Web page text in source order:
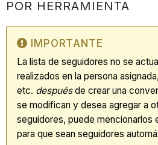
POR HERRAMIENTA
IMPORTANTE
La lista de seguidores no se
realizados en la persona
etc. despuésde crear una
se modifican y desea agregar a
seguidores, puede mencionarlos
para que sean seguidores